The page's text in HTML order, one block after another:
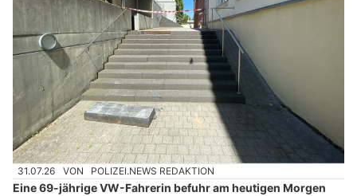
31.07.26 VON POLIZEI.NEWS REDAKTION
Eine 69-jährige VW-Fahrerin befuhr am heutigen Morgen